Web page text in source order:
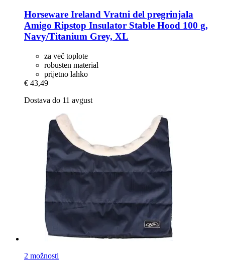
Horseware Ireland Vratni del pregrinjala
Amigo Ripstop Insulator Stable Hood 100 g,
Navy/Titanium Grey, XL
za več toplote
robusten material
prijetno lahko
€ 43,49
Dostava do 11 avgust
2 možnosti